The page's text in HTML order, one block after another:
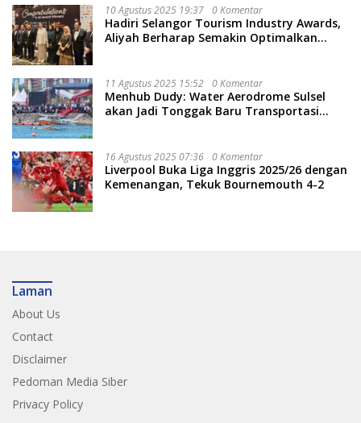
10 Agustus 2025 19:37 0 Komentar
Hadiri Selangor Tourism Industry Awards,
Aliyah Berharap Semakin Optimalkan
11 Agustus 2025 15:52 0 Komentar
Menhub Dudy: Water Aerodrome Sulsel
akan Jadi Tonggak Baru Transportasi
16 Agustus 2025 07:36 0 Komentar
Liverpool Buka Liga Inggris 2025/26 dengan
Kemenangan, Tekuk Bournemouth 4-2
Laman
About Us
Contact
Disclaimer
Pedoman Media Siber
Privacy Policy